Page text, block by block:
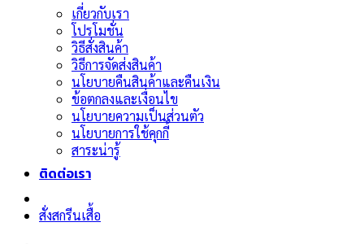
เกี่ยวกับเรา
โปรโมชั่น
วิธีสั่งสินค้า
วิธีการจัดส่งสินค้า
นโยบายคืนสินค้าและคืนเงิน
ข้อตกลงและเงื่อนไข
นโยบายความเป็นส่วนตัว
นโยบายการใช้คุกกี้
สาระน่ารู้
ติดต่อเรา
สั่งสกรีนเสื้อ